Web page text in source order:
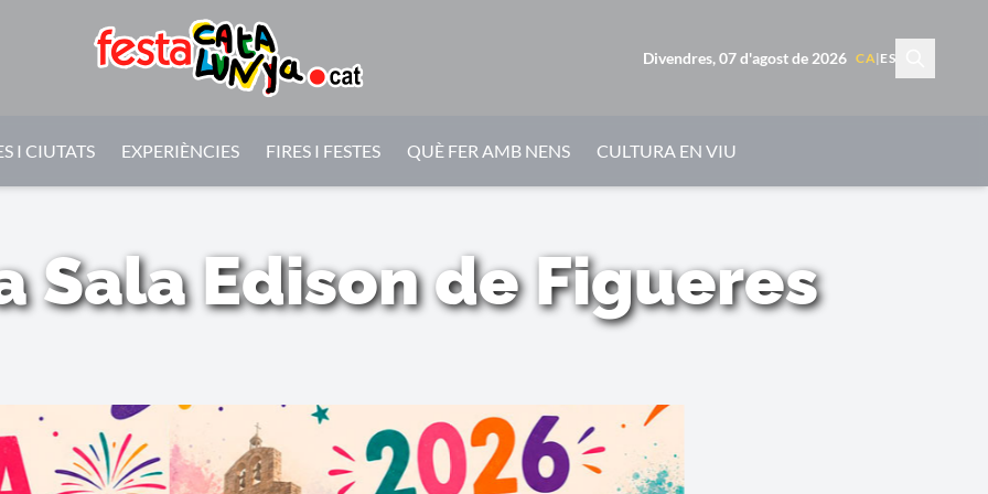
Divendres, 07 d'agost de 2026 CA| ES
I CIUTATS EXPERIÈNCIES FIRES I FESTES QUÈ FER AMB NENS CULTURA EN VIU
Sala Edison de Figueres